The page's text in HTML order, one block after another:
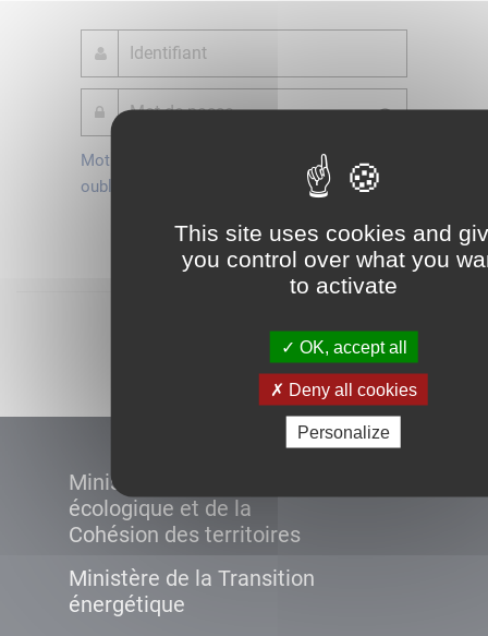
This site uses cookies and
you control over what you
to activate
OK, accept all
Deny all cookies
Personalize
Mot de passe
oublié ?
Je crée mon
compte
Connexion
Ministère de la Transition
écologique et de la
Cohésion des territoires
Ministère de la Transition
énergétique